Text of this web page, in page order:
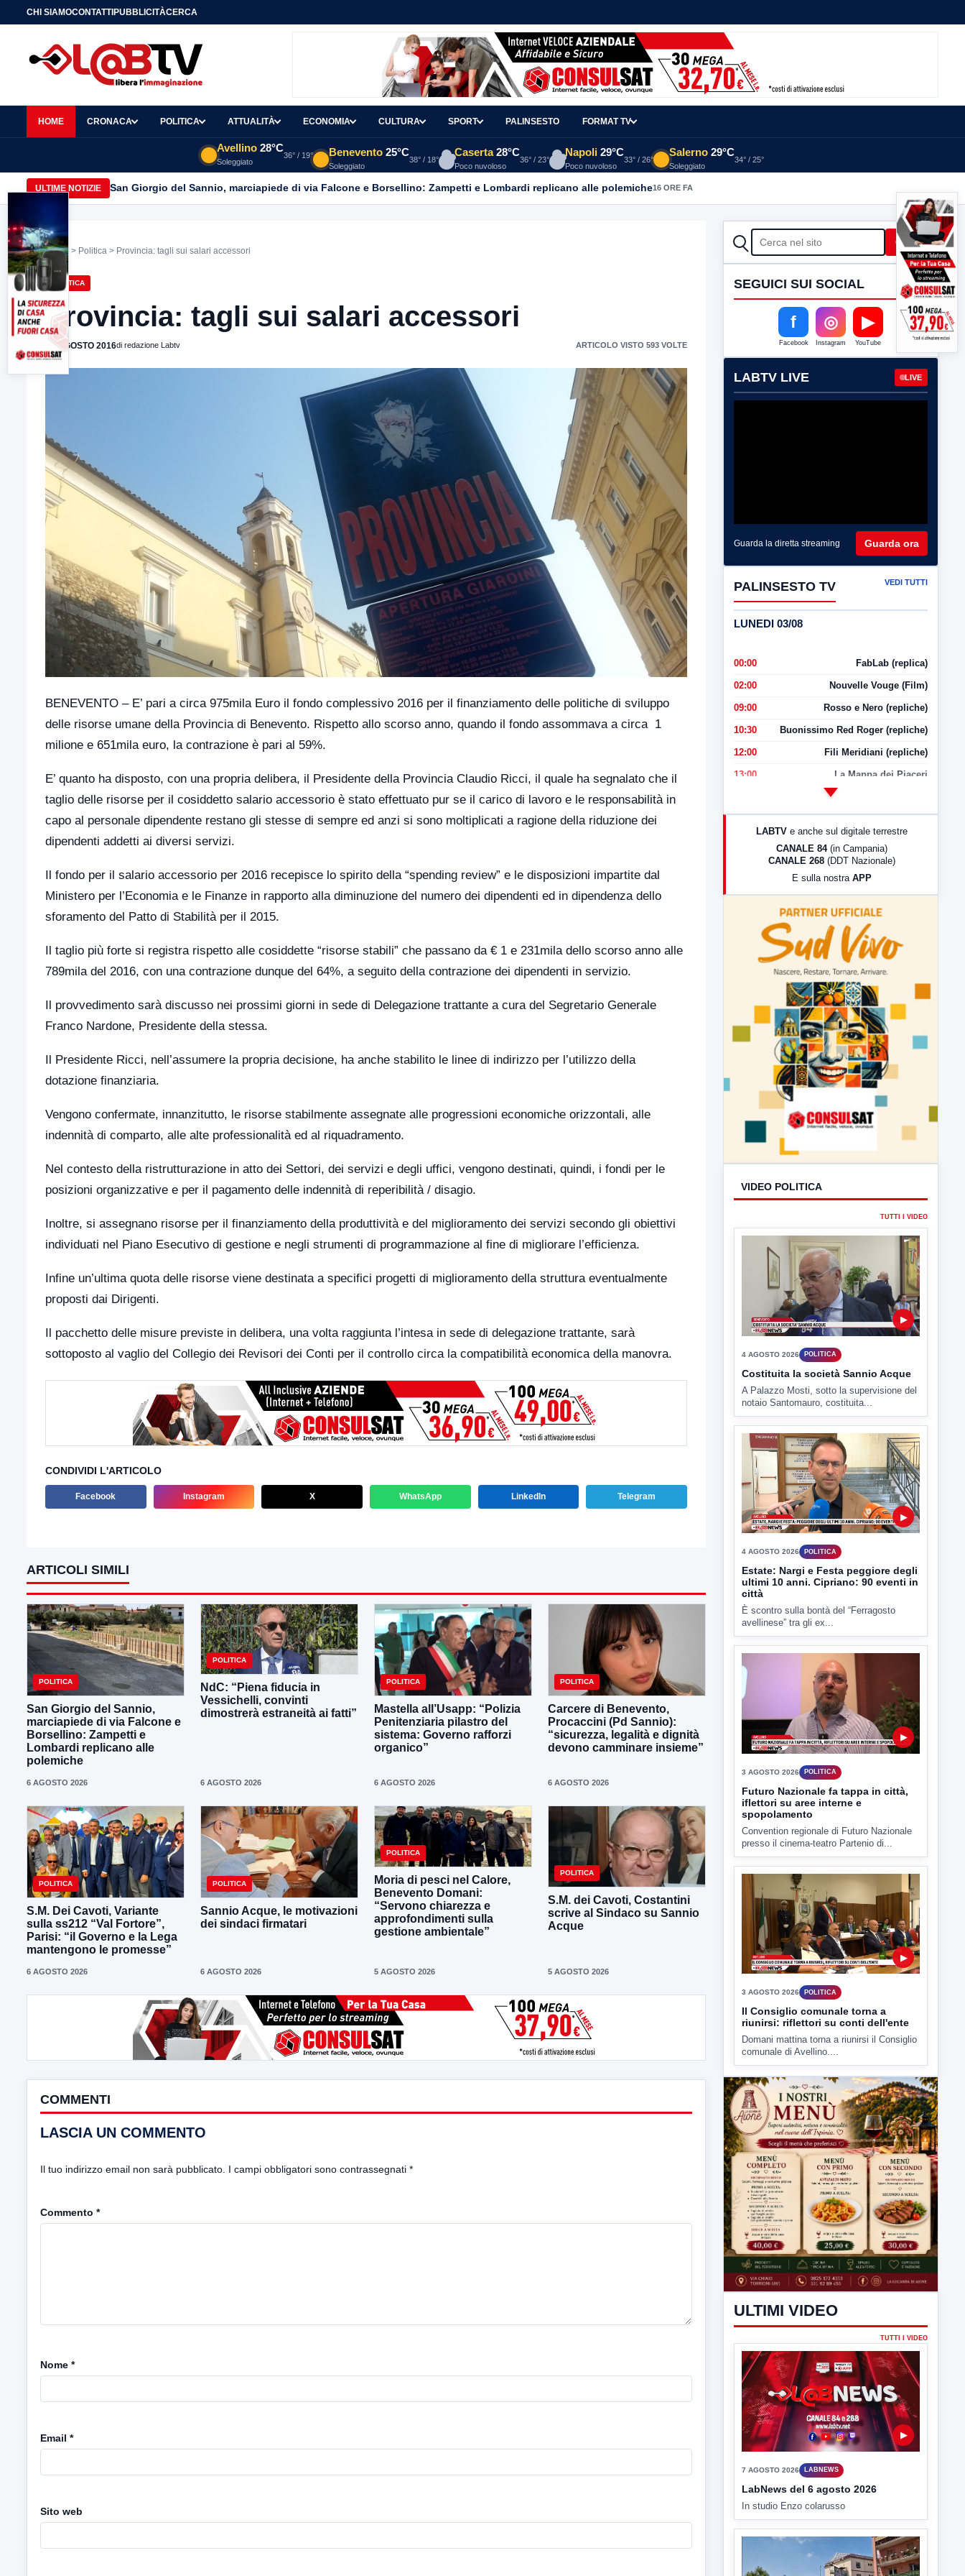
CHI SIAMOCONTATTIPUBBLICITÀCERCA
HOME CRONACA POLITICA ATTUALITÀ ECONOMIA CULTURA SPORT PALINSESTO FORMAT TV
Avellino 28°C
Soleggiato
36° / 19° Benevento 25°C
Soleggiato
38° / 18°
Caserta 28°C
Poco nuvoloso
36° / 23°
Napoli 29°C
Poco nuvoloso
33° / 26°
Salerno 29°C
Soleggiato
34° / 25°
ULTIME NOTIZIE San Giorgio del Sannio, marciapiede di via Falcone e Borsellino: Zampetti e Lombardi replicano alle polemiche16 ORE FA
Home > Politica > Provincia: tagli sui salari accessori
POLITICA
Provincia: tagli sui salari accessori
10 AGOSTO 2016di redazione Labtv ARTICOLO VISTO 593 VOLTE
BENEVENTO – E’ pari a circa 975mila Euro il fondo complessivo 2016 per il finanziamento delle politiche di sviluppo
delle risorse umane della Provincia di Benevento. Rispetto allo scorso anno, quando il fondo assommava a circa 1
milione e 651mila euro, la contrazione è pari al 59%.
E’ quanto ha disposto, con una propria delibera, il Presidente della Provincia Claudio Ricci, il quale ha segnalato che il
taglio delle risorse per il cosiddetto salario accessorio è stato effettuato pur se il carico di lavoro e le responsabilità in
capo al personale dipendente restano gli stesse di sempre ed anzi si sono moltiplicati a ragione della riduzione dei
dipendenti addetti ai diversi servizi.
Il fondo per il salario accessorio per 2016 recepisce lo spirito della “spending review” e le disposizioni impartite dal
Ministero per l’Economia e le Finanze in rapporto alla diminuzione del numero dei dipendenti ed in dipendenza dello
sforamento del Patto di Stabilità per il 2015.
Il taglio più forte si registra rispetto alle cosiddette “risorse stabili” che passano da € 1 e 231mila dello scorso anno alle
789mila del 2016, con una contrazione dunque del 64%, a seguito della contrazione dei dipendenti in servizio.
Il provvedimento sarà discusso nei prossimi giorni in sede di Delegazione trattante a cura del Segretario Generale
Franco Nardone, Presidente della stessa.
Il Presidente Ricci, nell’assumere la propria decisione, ha anche stabilito le linee di indirizzo per l’utilizzo della
dotazione finanziaria.
Vengono confermate, innanzitutto, le risorse stabilmente assegnate alle progressioni economiche orizzontali, alle
indennità di comparto, alle alte professionalità ed al riquadramento.
Nel contesto della ristrutturazione in atto dei Settori, dei servizi e degli uffici, vengono destinati, quindi, i fondi per le
posizioni organizzative e per il pagamento delle indennità di reperibilità / disagio.
Inoltre, si assegnano risorse per il finanziamento della produttività e del miglioramento dei servizi secondo gli obiettivi
individuati nel Piano Esecutivo di gestione e negli strumenti di programmazione al fine di migliorare l’efficienza.
Infine un’ultima quota delle risorse viene destinata a specifici progetti di miglioramento della struttura eventualmente
proposti dai Dirigenti.
Il pacchetto delle misure previste in delibera, una volta raggiunta l’intesa in sede di delegazione trattante, sarà
sottoposto al vaglio del Collegio dei Revisori dei Conti per il controllo circa la compatibilità economica della manovra.
CONDIVIDI L'ARTICOLO
Facebook Instagram X WhatsApp LinkedIn Telegram
ARTICOLI SIMILI
POLITICA
San Giorgio del Sannio,
marciapiede di via Falcone e
Borsellino: Zampetti e
Lombardi replicano alle
polemiche
6 AGOSTO 2026
POLITICA
NdC: “Piena fiducia in
Vessichelli, convinti
dimostrerà estraneità ai fatti”
6 AGOSTO 2026
POLITICA
Mastella all’Usapp: “Polizia
Penitenziaria pilastro del
sistema: Governo rafforzi
organico”
6 AGOSTO 2026
POLITICA
Carcere di Benevento,
Procaccini (Pd Sannio):
“sicurezza, legalità e dignità
devono camminare insieme”
6 AGOSTO 2026
POLITICA
S.M. Dei Cavoti, Variante
sulla ss212 “Val Fortore”,
Parisi: “il Governo e la Lega
mantengono le promesse”
6 AGOSTO 2026
POLITICA
Sannio Acque, le motivazioni
dei sindaci firmatari
6 AGOSTO 2026
POLITICA
Moria di pesci nel Calore,
Benevento Domani:
“Servono chiarezza e
approfondimenti sulla
gestione ambientale”
5 AGOSTO 2026
POLITICA
S.M. dei Cavoti, Costantini
scrive al Sindaco su Sannio
Acque
5 AGOSTO 2026
COMMENTI
LASCIA UN COMMENTO
Il tuo indirizzo email non sarà pubblicato. I campi obbligatori sono contrassegnati *
Commento *
Nome *
Email *
Sito web
CERCA Cerca
SEGUICI SUI SOCIAL
f
Facebook
◎
Instagram
▶
YouTube
LABTV LIVE LIVE
Guarda la diretta streaming Guarda ora
PALINSESTO TV VEDI TUTTI
LUNEDI 03/08
00:00 FabLab (replica)
02:00 Nouvelle Vouge (Film)
09:00 Rosso e Nero (repliche)
10:30 Buonissimo Red Roger (repliche)
12:00 Fili Meridiani (repliche)
13:00 La Mappa dei Piaceri
LabNews (Diretta)
LabNews (replica)
LABTV e anche sul digitale terrestre
CANALE 84 (in Campania)
CANALE 268 (DDT Nazionale)
E sulla nostra APP
TUTTI I VIDEO
▶
4 AGOSTO 2026 POLITICA
Costituita la società Sannio Acque
A Palazzo Mosti, sotto la supervisione del
notaio Santomauro, costituita...
▶
4 AGOSTO 2026 POLITICA
Estate: Nargi e Festa peggiore degli
ultimi 10 anni. Cipriano: 90 eventi in
È scontro sulla bontà del “Ferragosto
avellinese” tra gli ex...
3 AGOSTO 2026 POLITICA
Futuro Nazionale fa tappa in città,
iflettori su aree interne e
Convention regionale di Futuro Nazionale
presso il cinema-teatro Partenio di...
3 AGOSTO 2026 POLITICA
Il Consiglio comunale torna a
riunirsi: riflettori su conti dell'ente
Domani mattina torna a riunirsi il Consiglio
comunale di Avellino....
ULTIMI VIDEO
TUTTI I VIDEO
▶
LABNEWS